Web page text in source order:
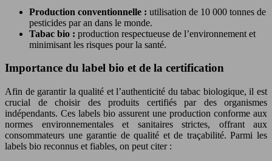
Production conventionnelle : utilisation de 10 000 tonnes de
pesticides par an dans le monde.
Tabac bio : production respectueuse de l’environnement et
minimisant les risques pour la santé.
Importance du label bio et de la certification
Afin de garantir la qualité et l’authenticité du tabac biologique, il est
crucial de choisir des produits certifiés par des organismes
indépendants. Ces labels bio assurent une production conforme aux
normes environnementales et sanitaires strictes, offrant aux
consommateurs une garantie de qualité et de traçabilité. Parmi les
labels bio reconnus et fiables, on peut citer :